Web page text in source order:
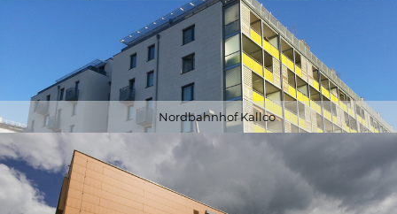
Nordbahnhof Kallco